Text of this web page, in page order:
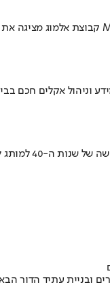
וניהול אקלים חכם
ובניית עתיד הדור